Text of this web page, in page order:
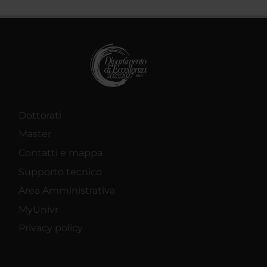
Dottorati
Master
Contatti e mappa
Supporto tecnico
Area Amministrativa
MyUnivr
Privacy policy